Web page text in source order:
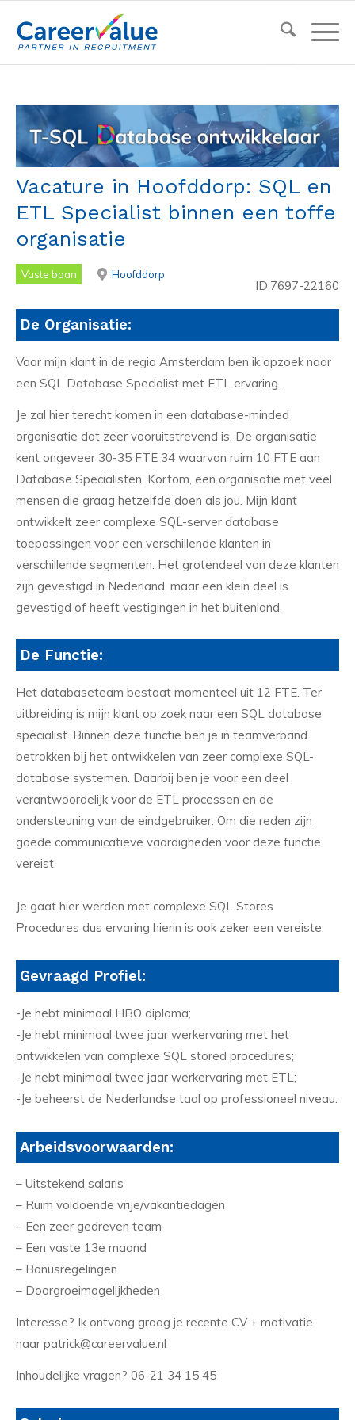
Vacature in Hoofddorp: SQL en
ETL Specialist binnen een toffe
organisatie
Vaste baan Hoofddorp
ID:7697-22160
De Organisatie:
Voor mijn klant in de regio Amsterdam ben ik opzoek naar
een SQL Database Specialist met ETL ervaring.
Je zal hier terecht komen in een database-minded
organisatie dat zeer vooruitstrevend is. De organisatie
kent ongeveer 30-35 FTE 34 waarvan ruim 10 FTE aan
Database Specialisten. Kortom, een organisatie met veel
mensen die graag hetzelfde doen als jou. Mijn klant
ontwikkelt zeer complexe SQL-server database
toepassingen voor een verschillende klanten in
verschillende segmenten. Het grotendeel van deze klanten
zijn gevestigd in Nederland, maar een klein deel is
gevestigd of heeft vestigingen in het buitenland.
De Functie:
Het databaseteam bestaat momenteel uit 12 FTE. Ter
uitbreiding is mijn klant op zoek naar een SQL database
specialist. Binnen deze functie ben je in teamverband
betrokken bij het ontwikkelen van zeer complexe SQL-
database systemen. Daarbij ben je voor een deel
verantwoordelijk voor de ETL processen en de
ondersteuning van de eindgebruiker. Om die reden zijn
goede communicatieve vaardigheden voor deze functie
vereist.
Je gaat hier werden met complexe SQL Stores
Procedures dus ervaring hierin is ook zeker een vereiste.
Gevraagd Profiel:
-Je hebt minimaal HBO diploma;
-Je hebt minimaal twee jaar werkervaring met het
ontwikkelen van complexe SQL stored procedures;
-Je hebt minimaal twee jaar werkervaring met ETL;
-Je beheerst de Nederlandse taal op professioneel niveau.
Arbeidsvoorwaarden:
– Uitstekend salaris
– Ruim voldoende vrije/vakantiedagen
– Een zeer gedreven team
– Een vaste 13e maand
– Bonusregelingen
– Doorgroeimogelijkheden
Interesse? Ik ontvang graag je recente CV + motivatie
naar patrick@careervalue.nl
Inhoudelijke vragen? 06-21 34 15 45